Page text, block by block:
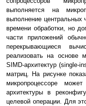
выполняется на
выполнение центральных
времени обработки, но
части приложений
перекрывающиеся
реализовать на основе
SIMD-архитектур (single-
матриц. На рисунке
микропроцессоре
архитектуры в
целевой операции. Для